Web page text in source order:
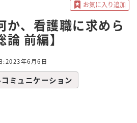
か、看護職に求めら
前編】
:2023年6月6日
コミュニケーション